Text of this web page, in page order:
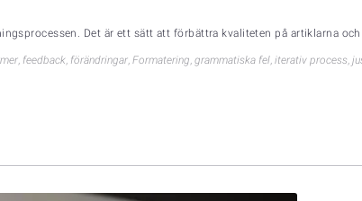
Det är ett sätt att förbättra kvaliteten på artiklarna
, feedback, förändringar, Formatering, grammatiska fel, iterativ process,